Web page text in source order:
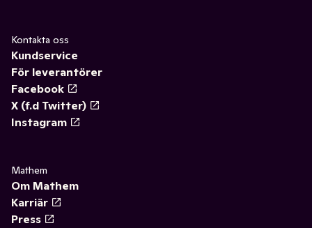
Kontakta oss
Kundservice
För leverantörer
Facebook
X (f.d Twitter)
Instagram
Mathem
Om Mathem
Karriär
Press